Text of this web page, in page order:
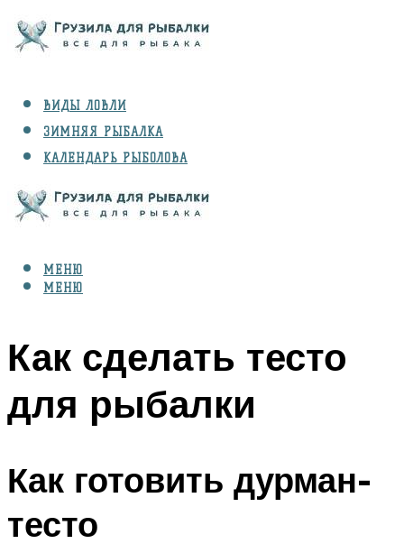
ВИДЫ ЛОВЛИ
ЗИМНЯЯ РЫБАЛКА
КАЛЕНДАРЬ РЫБОЛОВА
СНАРЯЖЕНИЕ
МЕНЮ
МЕНЮ
Как сделать тесто
для рыбалки
Как готовить дурман-
тесто